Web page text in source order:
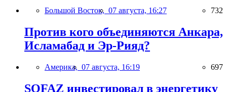
Большой Восток, 07 августа, 16:27 732
Против кого объединяются Анкара,
Исламабад и Эр-Рияд?
Америка, 07 августа, 16:19 697
SOFAZ инвестировал в энергетику